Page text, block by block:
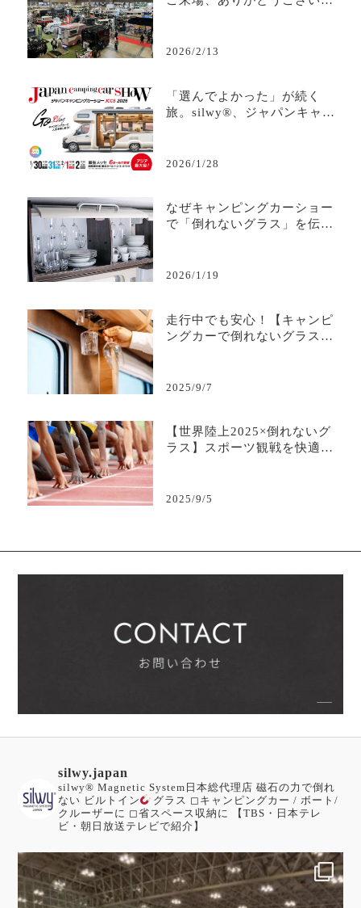
2026/2/13
「選んでよかった」が続く
旅。silwy®、ジャパンキャン
2026/1/28
なぜキャンピングカーショー
で「倒れないグラス」を伝え
2026/1/19
走行中でも安心！【キャンピ
ングカーで倒れないグラス】
2025/9/7
【世界陸上2025×倒れないグ
ラス】スポーツ観戦を快適に
2025/9/5
silwy.japan
silwy®︎ Magnetic System日本総代理店 磁石の力で倒れ
ない ビルトイン
グラス ◻︎キャンピングカー / ボート/
クルーザーに ◻︎省スペース収納に
【TBS・日本テレ
ビ・朝日放送テレビで紹介】